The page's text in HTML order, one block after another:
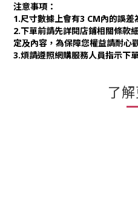
注意事項：
1.尺寸數據上會有3 CM內的誤差
2.下單前請先詳閱店鋪相關條款
定及內容，為保障您權益請耐心
3.煩請遵照網購服務人員指示下
了